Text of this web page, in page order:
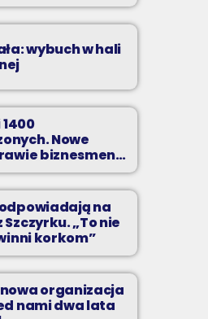
wybuch w hali
1400
Nowe
biznesmena
na
Szczyrku. „To nie
korkom”
organizacja
nami dwa lata